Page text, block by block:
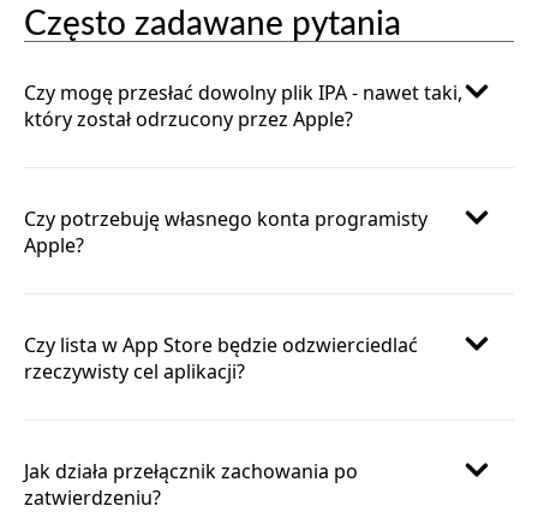
Często zadawane pytania
Czy mogę przesłać dowolny plik IPA - nawet taki,
który został odrzucony przez Apple?
Czy potrzebuję własnego konta programisty
Apple?
Czy lista w App Store będzie odzwierciedlać
rzeczywisty cel aplikacji?
Jak działa przełącznik zachowania po
zatwierdzeniu?